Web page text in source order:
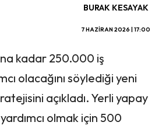
BURAK KESAYAK
7 HAZIRAN 2026 | 17:00
kadar 250.000 iş
olacağını söylediği yeni
açıkladı. Yerli yapay
olmak için 500